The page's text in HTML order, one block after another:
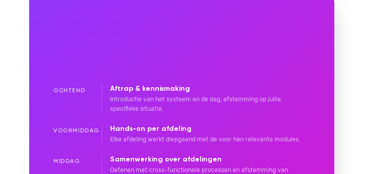
OCHTEND
Aftrap & kennismaking
Introductie van het systeem en de dag, afstemming op jullie
specifieke situatie.
VOORMIDDAG
Hands-on per afdeling
Elke afdeling werkt diepgaand met de voor hen relevante modules.
MIDDAG
Samenwerking over afdelingen
Oefenen met cross-functionele processen en afstemming van